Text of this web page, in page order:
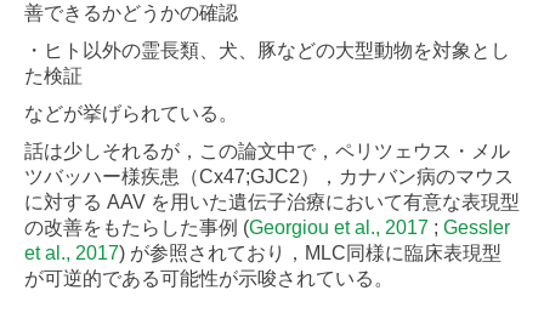
善できるかどうかの確認
・ヒト以外の霊長類、犬、豚などの大型動物を対象とし
た検証
などが挙げられている。
話は少しそれるが，この論文中で，ペリツェウス・メル
ツバッハー様疾患（Cx47;GJC2），カナバン病のマウス
に対する AAV を用いた遺伝子治療において有意な表現型
の改善をもたらした事例 (Georgiou et al., 2017 ; Gessler
et al., 2017) が参照されており，MLC同様に臨床表現型
が可逆的である可能性が示唆されている。